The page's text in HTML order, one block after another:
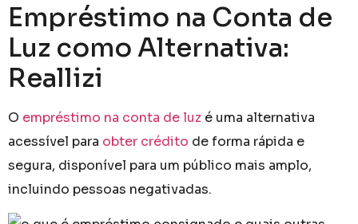
Empréstimo na Conta de
Luz como Alternativa:
Reallizi
O empréstimo na conta de luz é uma alternativa
acessível para obter crédito de forma rápida e
segura, disponível para um público mais amplo,
incluindo pessoas negativadas.